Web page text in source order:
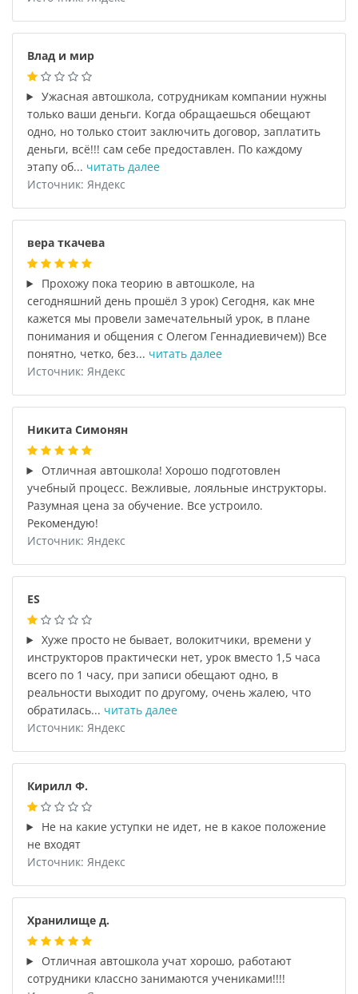
Влад и мир
Ужасная автошкола, сотрудникам компании нужны
только ваши деньги. Когда обращаешься обещают
одно, но только стоит заключить договор, заплатить
деньги, всё!!! сам себе предоставлен. По каждому
этапу об... читать далее
Источник: Яндекс
вера ткачева
Прохожу пока теорию в автошколе, на
сегодняшний день прошёл 3 урок) Сегодня, как мне
кажется мы провели замечательный урок, в плане
понимания и общения с Олегом Геннадиевичем)) Все
понятно, четко, без... читать далее
Источник: Яндекс
Никита Симонян
Отличная автошкола! Хорошо подготовлен
учебный процесс. Вежливые, лояльные инструкторы.
Разумная цена за обучение. Все устроило.
Рекомендую!
Источник: Яндекс
ES
Хуже просто не бывает, волокитчики, времени у
инструкторов практически нет, урок вместо 1,5 часа
всего по 1 часу, при записи обещают одно, в
реальности выходит по другому, очень жалею, что
обратилась... читать далее
Источник: Яндекс
Кирилл Ф.
Не на какие уступки не идет, не в какое положение
не входят
Источник: Яндекс
Хранилище д.
Отличная автошкола учат хорошо, работают
сотрудники классно занимаются учениками!!!!